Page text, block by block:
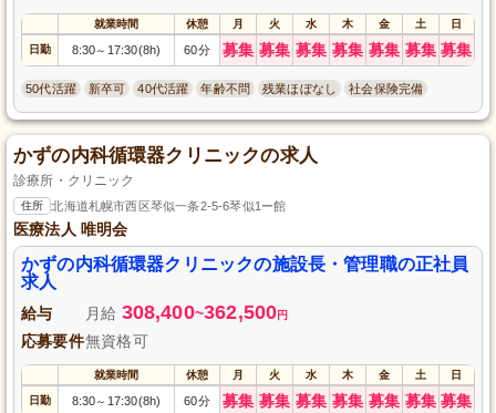
就業時間 休憩 月 火 水 木 金 土 日
日勤 8:30～ 17:30(8h) 60分 募集 募集 募集 募集 募集 募集 募集
50代活躍 新卒可 40代活躍 年齢不問 残業ほぼなし 社会保険完備
かずの内科循環器クリニックの求人
診療所・クリニック
住所 北海道札幌市西区琴似一条2-5-6琴似1ー館
医療法人 唯明会
かずの内科循環器クリニックの施設長・管理職の正社員
求人
給与 月給 308,400~362,500円
応募要件無資格可
就業時間 休憩 月 火 水 木 金 土 日
日勤 8:30～ 17:30(8h) 60分 募集 募集 募集 募集 募集 募集 募集